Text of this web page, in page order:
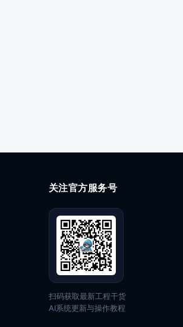
关注官方服务号
扫码获取最新工程干货
AI系统更新与操作教程